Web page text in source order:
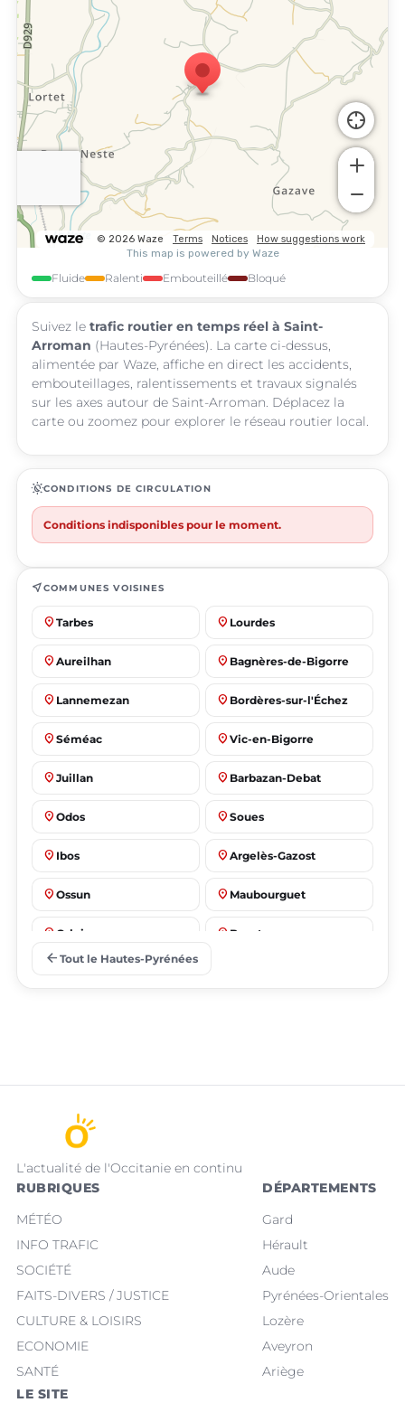
Fluide Ralenti Embouteillé Bloqué
Suivez le trafic routier en temps réel à Saint-
Arroman (Hautes-Pyrénées). La carte ci-dessus,
alimentée par Waze, affiche en direct les accidents,
embouteillages, ralentissements et travaux signalés
sur les axes autour de Saint-Arroman. Déplacez la
carte ou zoomez pour explorer le réseau routier local.
routineCONDITIONS DE CIRCULATION
Conditions indisponibles pour le moment.
near_meCOMMUNES VOISINES
place Tarbes place Lourdes
place Aureilhan place Bagnères-de-Bigorre
place Lannemezan place Bordères-sur-l'Échez
place Séméac place Vic-en-Bigorre
place Juillan place Barbazan-Debat
place Odos place Soues
place Ibos place Argelès-Gazost
place Ossun place Maubourguet
place Orleix place Bazet
arrow_back Tout le Hautes-Pyrénées
L'actualité de l'Occitanie en continu
RUBRIQUES
MÉTÉO
INFO TRAFIC
SOCIÉTÉ
FAITS-DIVERS / JUSTICE
CULTURE & LOISIRS
ECONOMIE
SANTÉ
DÉPARTEMENTS
Gard
Hérault
Aude
Pyrénées-Orientales
Lozère
Aveyron
Ariège
LE SITE